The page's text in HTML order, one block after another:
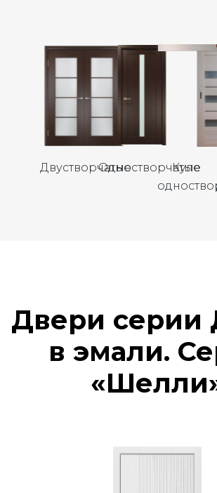
ДвустворчатыеОдностворчатые
Купе
Двери серии
в эмали.